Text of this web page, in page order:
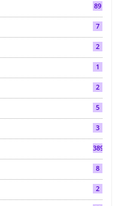
89
7
2
1
2
5
3
3892
8
2